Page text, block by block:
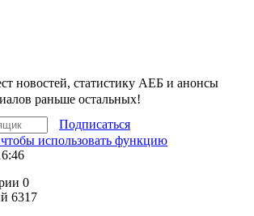
новостей, статистику АЕБ и анонсы
раньше остальных!
Подписаться
0
6317